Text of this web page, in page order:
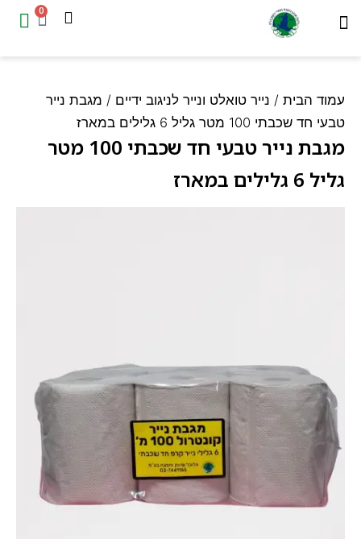
0
הבית /נייר טואלט ונייר לניגוב ידיים / מגבת נייר
שכבתי 100 מטר גליל 6 גלילים במארז
מגבת נייר טבעי חד שכבתי 100 מטר
במארז